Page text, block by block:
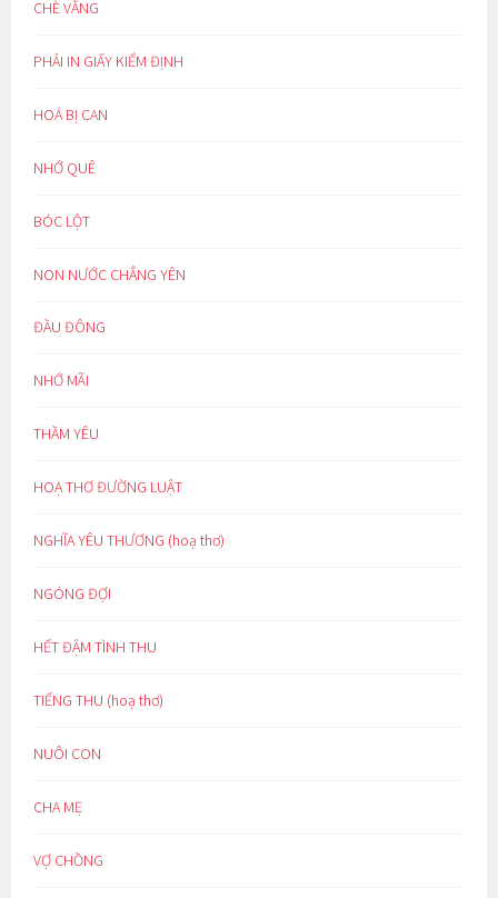
CHÈ VẰNG
PHẢI IN GIẤY KIỂM ĐỊNH
HOÁ BỊ CAN
NHỚ QUÊ
BÓC LỘT
NON NƯỚC CHẲNG YÊN
ĐẦU ĐÔNG
NHỚ MÃI
THẦM YÊU
HOẠ THƠ ĐƯỜNG LUẬT
NGHĨA YÊU THƯƠNG (hoạ thơ)
NGÓNG ĐỢI
HẾT ĐẬM TÌNH THU
TIẾNG THU (hoạ thơ)
NUÔI CON
CHA MẸ
VỢ CHỒNG